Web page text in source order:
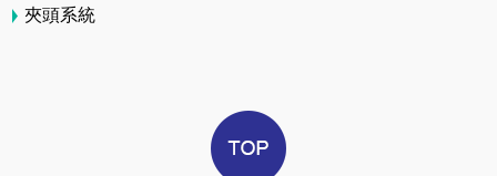
夾頭系統